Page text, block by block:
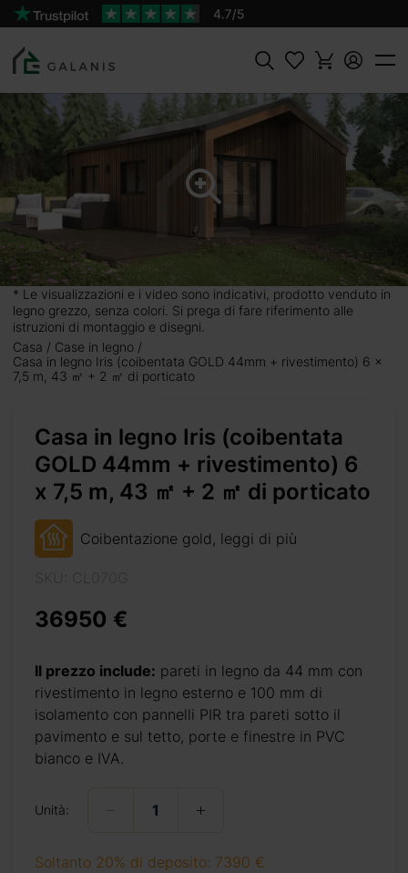
Cercare
* Le visualizzazioni e i video sono indicativi, prodotto venduto in
legno grezzo, senza colori. Si prega di fare riferimento alle
istruzioni di montaggio e disegni.
Casa
Case in legno
Casa in legno Iris (coibentata GOLD 44mm + rivestimento) 6 x
7,5 m, 43 ㎡ + 2 ㎡ di porticato
Casa in legno Iris (coibentata
GOLD 44mm + rivestimento) 6
x 7,5 m, 43 ㎡ + 2 ㎡ di porticato
Coibentazione gold, leggi di più
36950 €
Il prezzo include: pareti in legno da 44 mm con
rivestimento in legno esterno e 100 mm di
isolamento con pannelli PIR tra pareti sotto il
pavimento e sul tetto, porte e finestre in PVC
bianco e IVA.
Unità:
Soltanto 20% di deposito: 7390 €
Iris Coibentata GOLD Pareti da 44 mm +
36950 €
6 x
di 43 m² totali e
due ripostigli. La
presenta una
di campagna
Il suo design
la tua casa in
2-%e3%8e%a1-di-porticato/
+ 69 €